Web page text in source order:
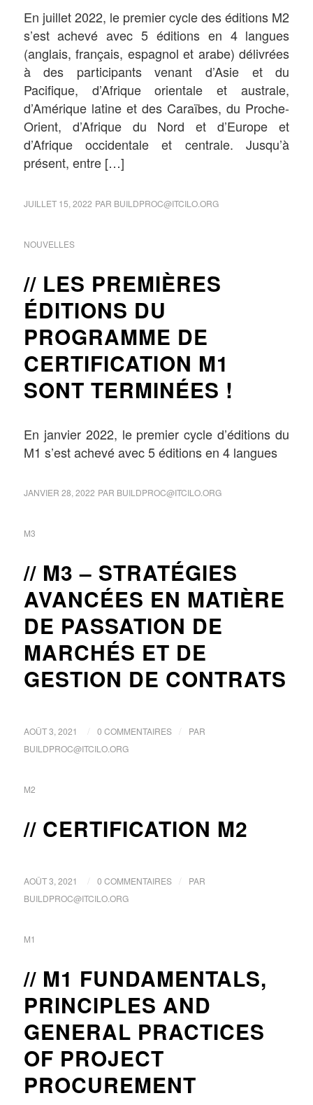
En juillet 2022, le premier cycle des éditions M2
s’est achevé avec 5 éditions en 4 langues
(anglais, français, espagnol et arabe) délivrées
à des participants venant d’Asie et du
Pacifique, d’Afrique orientale et australe,
d’Amérique latine et des Caraïbes, du Proche-
Orient, d’Afrique du Nord et d’Europe et
d’Afrique occidentale et centrale. Jusqu’à
présent, entre […]
JUILLET 15, 2022 PAR BUILDPROC@ITCILO.ORG
NOUVELLES
LES PREMIÈRES
ÉDITIONS DU
PROGRAMME DE
CERTIFICATION M1
SONT TERMINÉES !
En janvier 2022, le premier cycle d’éditions du
M1 s’est achevé avec 5 éditions en 4 langues
JANVIER 28, 2022 PAR BUILDPROC@ITCILO.ORG
M3
M3 – STRATÉGIES
AVANCÉES EN MATIÈRE
DE PASSATION DE
MARCHÉS ET DE
GESTION DE CONTRATS
AOÛT 3, 2021 0 COMMENTAIRES
PAR
BUILDPROC@ITCILO.ORG
M2
CERTIFICATION M2
AOÛT 3, 2021 0 COMMENTAIRES
PAR
BUILDPROC@ITCILO.ORG
M1
M1 FUNDAMENTALS,
PRINCIPLES AND
GENERAL PRACTICES
OF PROJECT
PROCUREMENT